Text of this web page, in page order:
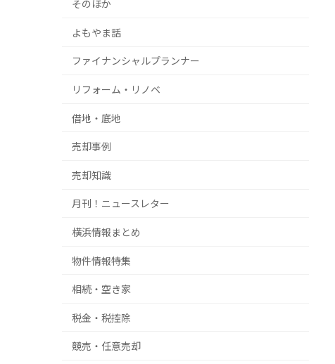
そのほか
よもやま話
ファイナンシャルプランナー
リフォーム・リノベ
借地・底地
売却事例
売却知識
月刊！ニュースレター
横浜情報まとめ
物件情報特集
相続・空き家
税金・税控除
競売・任意売却